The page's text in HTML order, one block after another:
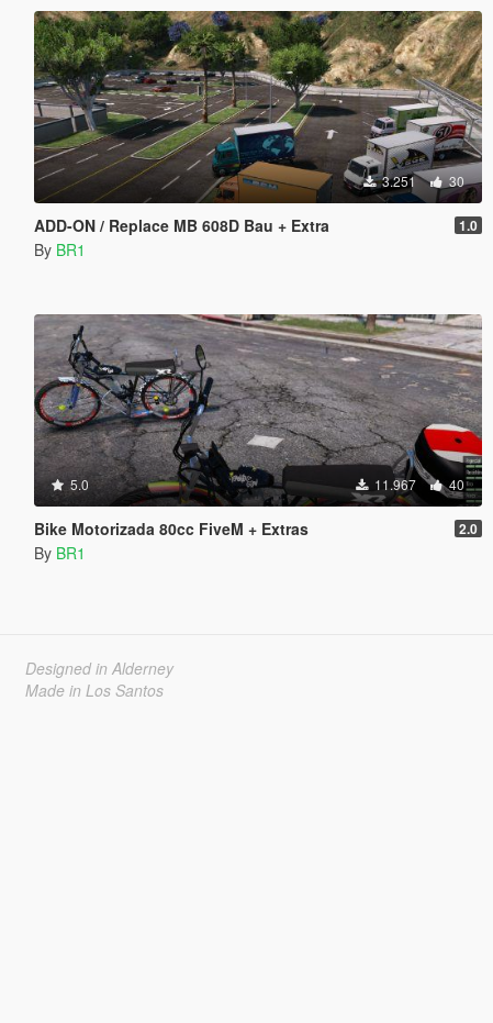
3.251 30
ADD-ON / Replace MB 608D Bau + Extra 1.0
By BR1
5.0 11.967 40
Bike Motorizada 80cc FiveM + Extras 2.0
By BR1
Designed in Alderney
Made in Los Santos